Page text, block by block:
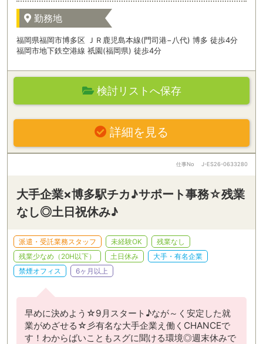
勤務地
福岡県福岡市博多区 ＪＲ鹿児島本線(門司港−八代) 博多 徒歩4分
福岡市地下鉄空港線 祇園(福岡県) 徒歩4分
検討リストへ保存
詳細を見る
仕事No J-ES26-0633280
大手企業×博多駅チカ♪サポート事務☆残業
なし◎土日祝休み♪
派遣・受託業務スタッフ 未経験OK
残業なし
残業少なめ（20H以下）
土日休み
大手・有名企業
禁煙オフィス
6ヶ月以上
早めに決めよう☆9月スタート♪なが～く安定した就
業がめざせる☆彡有名な大手企業え働くCHANCEで
す！わからばいこともスグに聞ける環境◎週末休みで